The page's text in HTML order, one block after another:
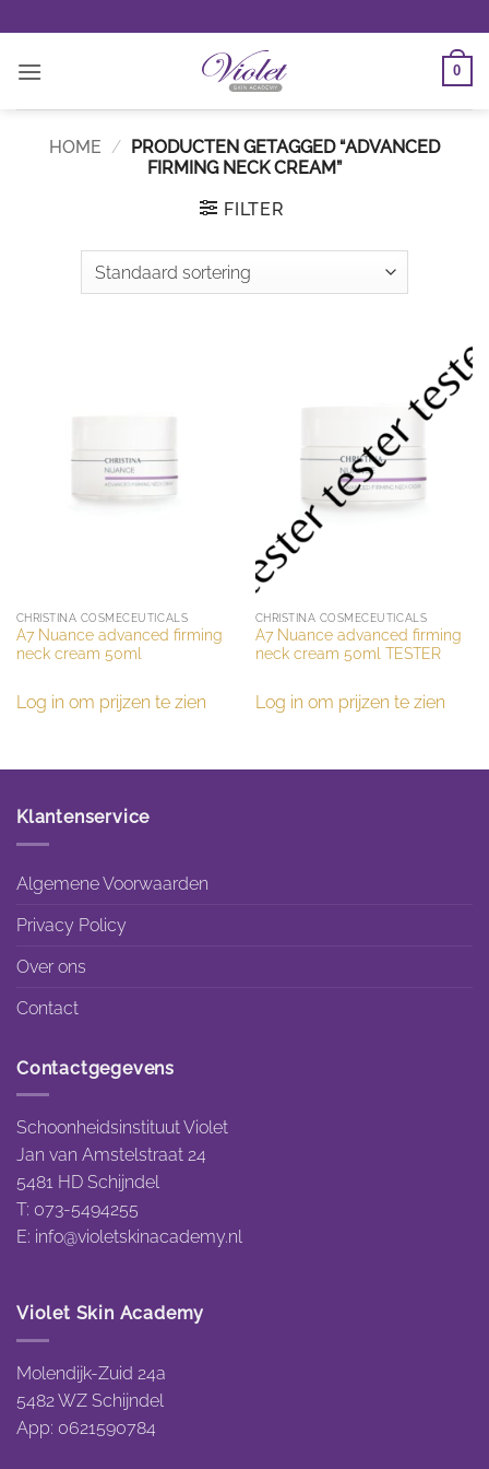
naar
inhoud
0
HOME / PRODUCTEN GETAGGED “ADVANCED
FIRMING NECK CREAM”
FILTER
CHRISTINA COSMECEUTICALS
A7 Nuance advanced firming
neck cream 50ml
Log in om prijzen te zien
CHRISTINA COSMECEUTICALS
A7 Nuance advanced firming
neck cream 50ml TESTER
Log in om prijzen te zien
Klantenservice
Algemene Voorwaarden
Privacy Policy
Over ons
Contact
Contactgegevens
Schoonheidsinstituut Violet
Jan van Amstelstraat 24
5481 HD Schijndel
T: 073-5494255
E: info@violetskinacademy.nl
Violet Skin Academy
Molendijk-Zuid 24a
5482 WZ Schijndel
App: 0621590784